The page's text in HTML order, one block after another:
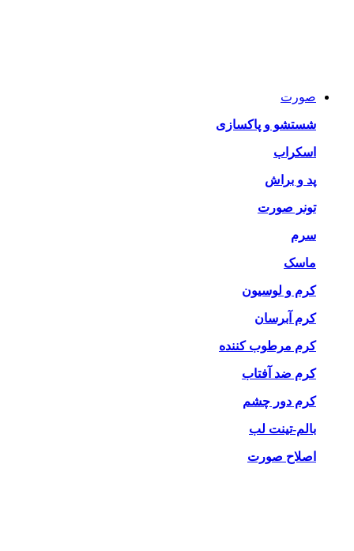
صورت
شستشو و پاکسازی
اسکراب
پد و براش
تونر صورت
سرم
ماسک
کرم و لوسیون
کرم آبرسان
کرم مرطوب کننده
کرم ضد آفتاب
کرم دور چشم
بالم-تینت لب
اصلاح صورت